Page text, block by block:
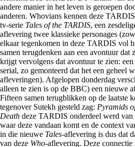
andere manier in het leven is geroepen
anderen. Whovians kennen deze
tv-serie Tales of the TARDIS, een
aflevering twee klassieke personages
elkaar tegenkomen in deze TARDIS vol
samen terugdenken aan een avontuur
krijgt vervolgens dat avontuur te zien: een
serial, zo gemonteerd dat het een geheel
afleveringen). Afgelopen donderdag
alleen te zien is op de BBC) een nieuwe
Fifteen samen terugblikken op de laatste
tegenover Sutekh gesteld zag: Pyramids
Death deze TARDIS onderdeel werd
waar deze vandaan komt en de context
in die nieuwe Tales-aflevering is dus dat
van deze Who-aflevering. Deze connectie